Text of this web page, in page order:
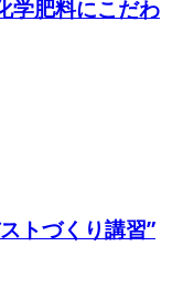
学肥料にこだわ
トづくり講習”